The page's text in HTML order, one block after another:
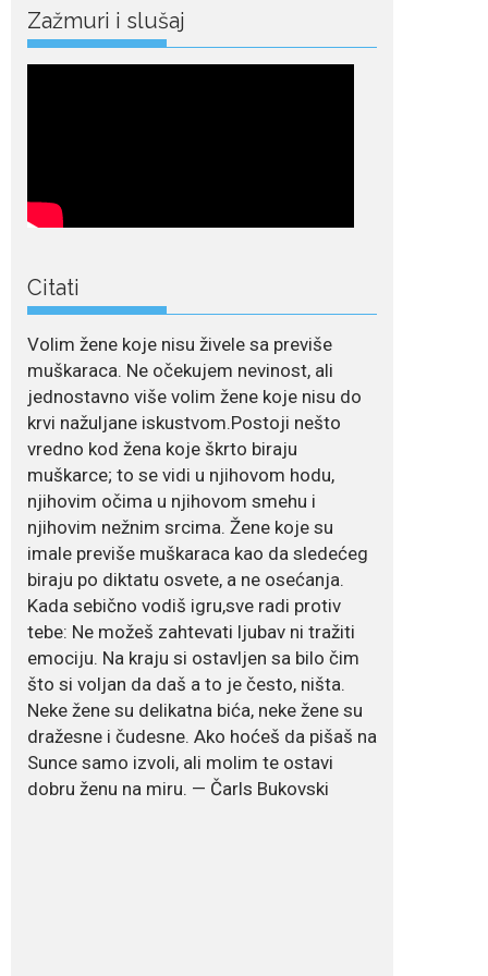
Crnogorska pjevačica Nina Petković privukla je
brojne poglede...
Olivera Katarina preminula je u 87....
metabolizma za više
energije i zdravu težinu
Ne postoji brz ni
jednostavan način za
mršavljenje,...
July 19, 2026
Dejana Golubović
Pejović zablistala u
kupaćem: Poslije
drugog porođaja
zategnuta kao praćka
Crnogorska voditeljka Dejana Golubović Pejović
ponovo je oduševila...
July 19, 2026
Raskid sa ovim
znakovima zodijaka
teško mogu da se
zaborave
Bilo da je riječ o njihovoj harizmi, emocionalnoj...
Zažmuri i slušaj
Citati
Volim žene koje nisu živele sa previše
muškaraca. Ne očekujem nevinost, ali
jednostavno više volim žene koje nisu do
krvi nažuljane iskustvom.Postoji nešto
vredno kod žena koje škrto biraju
muškarce; to se vidi u njihovom hodu,
njihovim očima u njihovom smehu i
njihovim nežnim srcima. Žene koje su
imale previše muškaraca kao da sledećeg
biraju po diktatu osvete, a ne osećanja.
Kada sebično vodiš igru,sve radi protiv
tebe: Ne možeš zahtevati ljubav ni tražiti
emociju. Na kraju si ostavljen sa bilo čim
što si voljan da daš a to je često, ništa.
Neke žene su delikatna bića, neke žene su
dražesne i čudesne. Ako hoćeš da pišaš na
Sunce samo izvoli, ali molim te ostavi
dobru ženu na miru. — Čarls Bukovski